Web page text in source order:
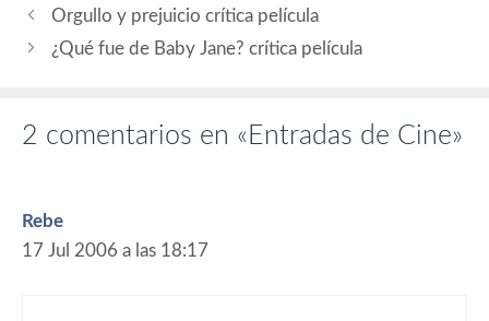
Orgullo y prejuicio crítica película
¿Qué fue de Baby Jane? crítica película
2 comentarios en «Entradas de Cine»
Rebe
17 Jul 2006 a las 18:17